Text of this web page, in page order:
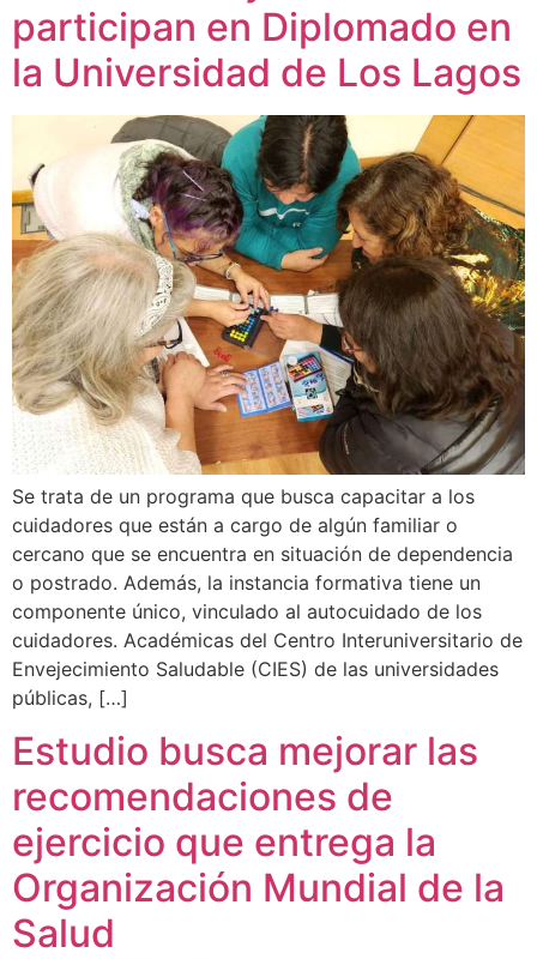
participan en Diplomado en
la Universidad de Los Lagos
Se trata de un programa que busca capacitar a los
cuidadores que están a cargo de algún familiar o
cercano que se encuentra en situación de dependencia
o postrado. Además, la instancia formativa tiene un
componente único, vinculado al autocuidado de los
cuidadores. Académicas del Centro Interuniversitario de
Envejecimiento Saludable (CIES) de las universidades
públicas, […]
Estudio busca mejorar las
recomendaciones de
ejercicio que entrega la
Organización Mundial de la
Salud